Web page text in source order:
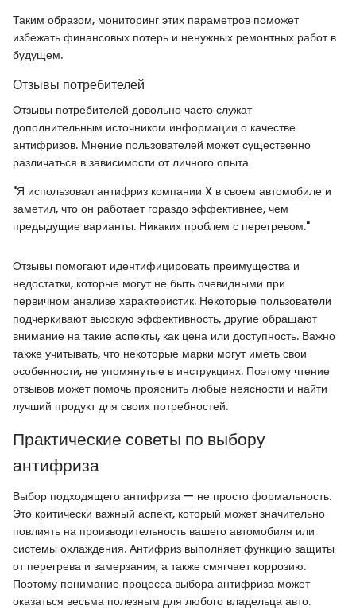
Таким образом, мониторинг этих параметров поможет
избежать финансовых потерь и ненужных ремонтных работ в
будущем.
Отзывы потребителей
Отзывы потребителей довольно часто служат
дополнительным источником информации о качестве
антифризов. Мнение пользователей может существенно
различаться в зависимости от личного опыта
"Я использовал антифриз компании X в своем автомобиле и
заметил, что он работает гораздо эффективнее, чем
предыдущие варианты. Никаких проблем с перегревом."
Отзывы помогают идентифицировать преимущества и
недостатки, которые могут не быть очевидными при
первичном анализе характеристик. Некоторые пользователи
подчеркивают высокую эффективность, другие обращают
внимание на такие аспекты, как цена или доступность. Важно
также учитывать, что некоторые марки могут иметь свои
особенности, не упомянутые в инструкциях. Поэтому чтение
отзывов может помочь прояснить любые неясности и найти
лучший продукт для своих потребностей.
Практические советы по выбору
антифриза
Выбор подходящего антифриза — не просто формальность.
Это критически важный аспект, который может значительно
повлиять на производительность вашего автомобиля или
системы охлаждения. Антифриз выполняет функцию защиты
от перегрева и замерзания, а также смягчает коррозию.
Поэтому понимание процесса выбора антифриза может
оказаться весьма полезным для любого владельца авто.